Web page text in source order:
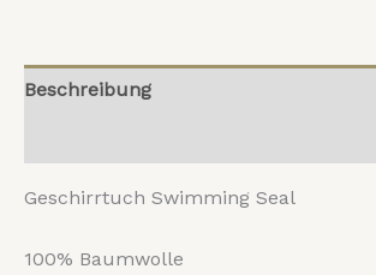
Beschreibung
Geschirrtuch Swimming Seal
100% Baumwolle